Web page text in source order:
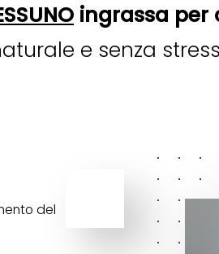
ingrassa per
e senza stress
del